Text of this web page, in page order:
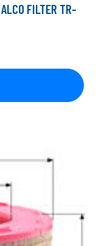
FILTER TR-